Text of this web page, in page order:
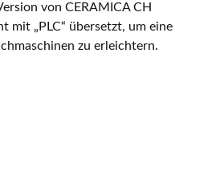
von CERAMICA CH
mit „PLC“ übersetzt, um eine
zu erleichtern.